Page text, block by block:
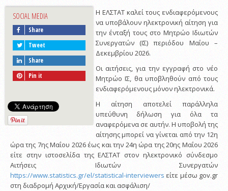
SOCIAL MEDIA
Share
Tweet
Share
Pin it
Η ΕΛΣΤΑΤ καλεί τους ενδιαφερόμενους
να υποβάλουν ηλεκτρονική αίτηση για
την ένταξή τους στο Μητρώο Ιδιωτών
Συνεργατών (ΙΣ) περιόδου Μαΐου –
Δεκεμβρίου 2026.
Οι αιτήσεις, για την εγγραφή στο νέο
Μητρώο ΙΣ, θα υποβληθούν από τους
ενδιαφερόμενους μόνον ηλεκτρονικά.
Η αίτηση αποτελεί παράλληλα
υπεύθυνη δήλωση για όλα τα
αναφερόμενα σε αυτήν. Η υποβολή της
αίτησης μπορεί να γίνεται από την 12η
ώρα της 7ης Μαΐου 2026 έως και την 24η ώρα της 20ης Μαΐου 2026
είτε στην ιστοσελίδα της ΕΛΣΤΑΤ στον ηλεκτρονικό σύνδεσμο
Αιτήσεις Ιδιωτών Συνεργατών
https://www.statistics.gr/el/statistical-interviewers είτε μέσω gov.gr
στη διαδρομή Αρχική/Εργασία και ασφάλιση/